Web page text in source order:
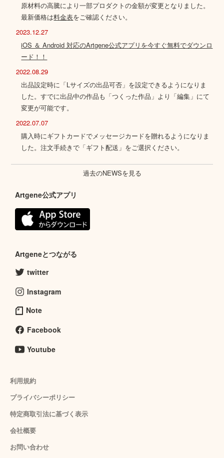
原材料の高騰により一部プロダクトの金額が変更となりました。
最新価格は料金表をご確認ください。
2023.12.27
iOS ＆ Android 対応のArtgene公式アプリを今すぐ無料でダウンロ
ード！！
2022.08.29
出品設定時に「Lサイズの出品可否」を設定できるようになりま
した。すでに出品中の作品も「つくった作品」より「編集」にて
変更が可能です。
2022.07.07
購入時にギフトカードでメッセージカードを贈れるようになりま
した。注文手続きで「ギフト配送」をご選択ください。
過去のNEWSを見る
Artgene公式アプリ
Artgeneとつながる
twitter
Instagram
Note
Facebook
Youtube
利用規約
プライバシーポリシー
特定商取引法に基づく表示
会社概要
お問い合わせ